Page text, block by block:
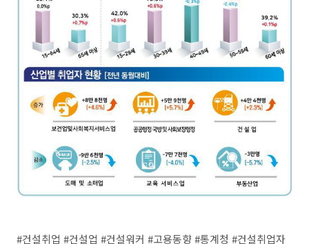
#건설취업 #건설업 #건설워커 #고용동향 #통계청 #건설취업자